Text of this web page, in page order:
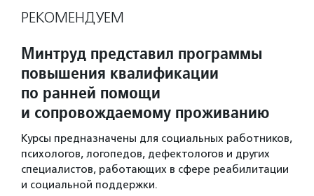
РЕКОМЕНДУЕМ
Минтруд представил программы
повышения квалификации
по ранней помощи
и сопровождаемому проживанию
Курсы предназначены для социальных работников,
психологов, логопедов, дефектологов и других
специалистов, работающих в сфере реабилитации
и социальной поддержки.